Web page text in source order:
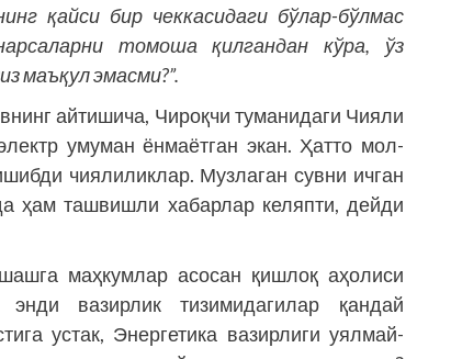
қайси бир чеккасидаги бўлар-бўлмас
томоша қилгандан кўра, ўз
маъқул эмасми?”.
айтишича, Чироқчи туманидаги Чияли
умуман ёнмаётган экан. Ҳатто мол-
чиялиликлар. Музлаган сувни ичган
ҳам ташвишли хабарлар келяпти, дейди
маҳкумлар асосан қишлоқ аҳолиси
вазирлик тизимидагилар қандай
устак, Энергетика вазирлиги уялмай-